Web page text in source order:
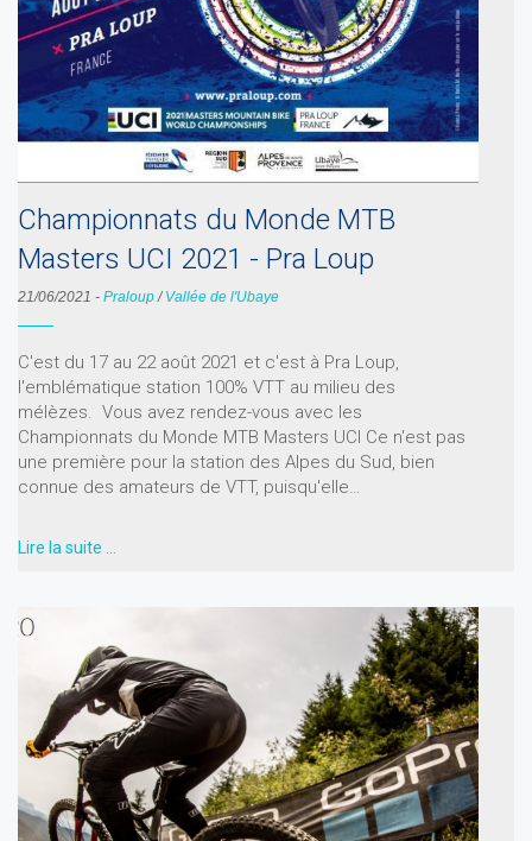
Championnats du Monde MTB
Masters UCI 2021 - Pra Loup
21/06/2021 - Praloup/ Vallée de l'Ubaye
C'est du 17 au 22 août 2021 et c'est à Pra Loup,
l'emblématique station 100% VTT au milieu des
mélèzes. Vous avez rendez-vous avec les
Championnats du Monde MTB Masters UCI Ce n'est pas
une première pour la station des Alpes du Sud, bien
connue des amateurs de VTT, puisqu'elle…
Lire la suite …